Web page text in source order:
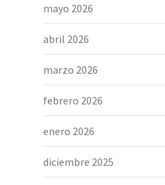
mayo 2026
abril 2026
marzo 2026
febrero 2026
enero 2026
diciembre 2025